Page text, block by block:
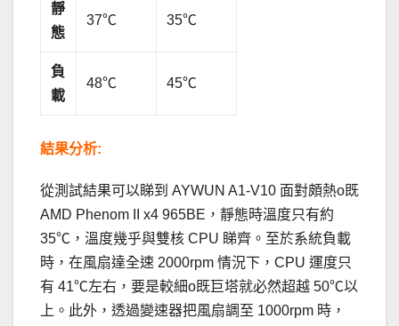
靜
態
37℃ 35℃
負
載
48℃ 45℃
結果分析:
從測試結果可以睇到 AYWUN A1-V10 面對頗熱o既
AMD Phenom II x4 965BE，靜態時溫度只有約
35℃，溫度幾乎與雙核 CPU 睇齊。至於系統負載
時，在風扇達全速 2000rpm 情況下，CPU 運度只
有 41℃左右，要是較細o既巨塔就必然超越 50℃以
上。此外，透過變速器把風扇調至 1000rpm 時，